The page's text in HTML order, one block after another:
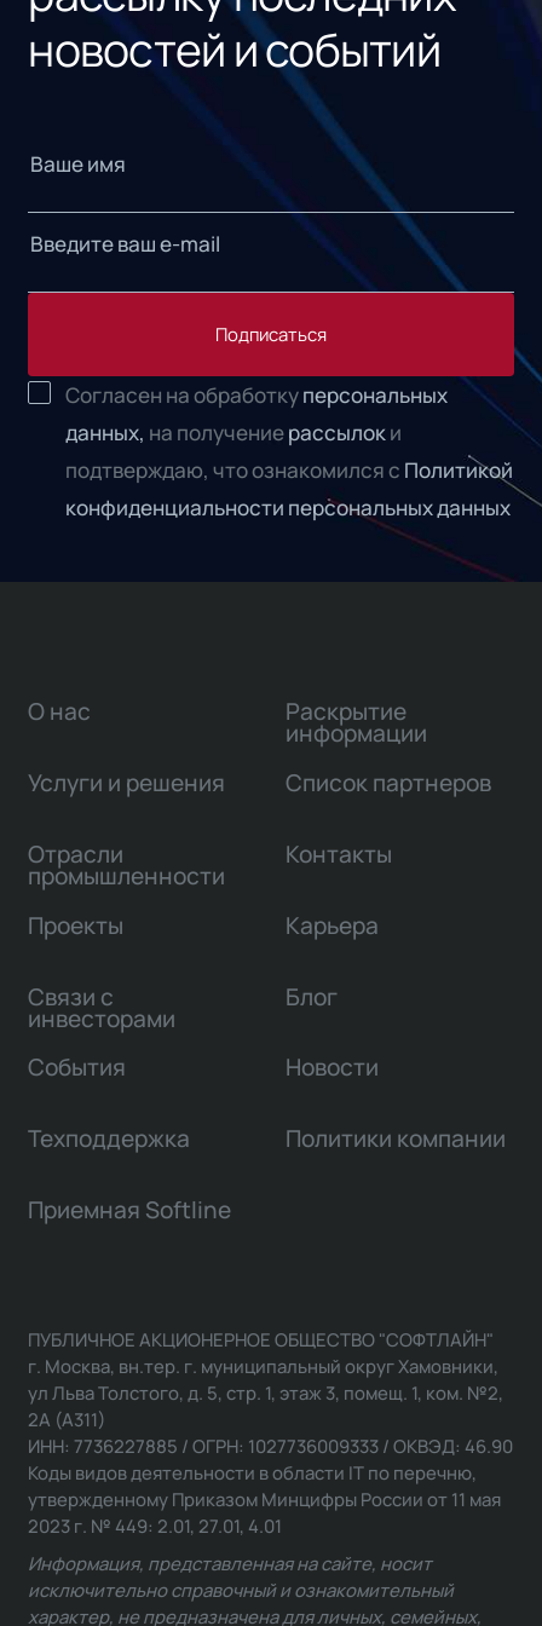
новостей и событий
Подписаться
Согласен на обработкуперсональных
данных, на получениерассылоки
подтверждаю, что ознакомился с Политикой
конфиденциальности персональных данных
О нас
Услуги и решения
Отрасли
промышленности
Проекты
Связи с
инвесторами
Раскрытие
информации
Список партнеров
Контакты
Карьера
Блог
События Новости
Техподдержка Политики компании
Приемная Softline
ПУБЛИЧНОЕ АКЦИОНЕРНОЕ ОБЩЕСТВО "СОФТЛАЙН"
г. Москва, вн.тер. г. муниципальный округ Хамовники,
ул Льва Толстого, д. 5, стр. 1, этаж 3, помещ. 1, ком. №2,
2А (А311)
ИНН: 7736227885 / ОГРН: 1027736009333 / ОКВЭД: 46.90
Коды видов деятельности в области IT по перечню,
утвержденному Приказом Минцифры России от 11 мая
2023 г. № 449: 2.01, 27.01, 4.01
Информация, представленная на сайте, носит
исключительно справочный и ознакомительный
характер, не предназначена для личных, семейных,